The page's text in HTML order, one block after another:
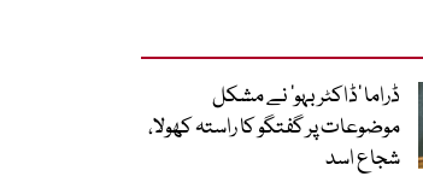
ڈراما ’ڈاکٹر بہو‘ نے مشکل
موضوعات پر گفتگو کا راستہ کھولا،
شجاع اسد